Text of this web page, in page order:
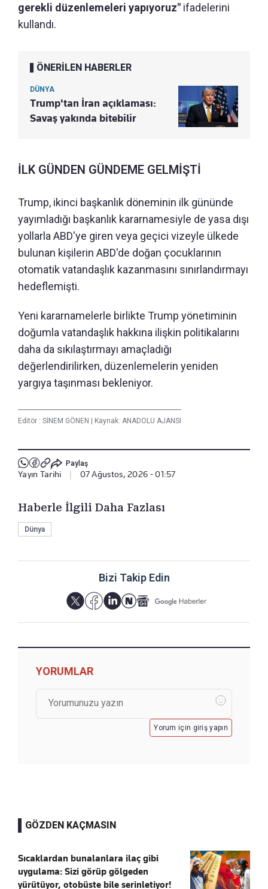
gerekli düzenlemeleri yapıyoruz" ifadelerini
kullandı.
ÖNERİLEN HABERLER
DÜNYA
Trump'tan İran açıklaması:
Savaş yakında bitebilir
İLK GÜNDEN GÜNDEME GELMİŞTİ
Trump, ikinci başkanlık döneminin ilk gününde
yayımladığı başkanlık kararnamesiyle de yasa dışı
yollarla ABD'ye giren veya geçici vizeyle ülkede
bulunan kişilerin ABD'de doğan çocuklarının
otomatik vatandaşlık kazanmasını sınırlandırmayı
hedeflemişti.
Yeni kararnamelerle birlikte Trump yönetiminin
doğumla vatandaşlık hakkına ilişkin politikalarını
daha da sıkılaştırmayı amaçladığı
değerlendirilirken, düzenlemelerin yeniden
yargıya taşınması bekleniyor.
Editör : SİNEM GÖNEN | Kaynak: ANADOLU AJANSI
Paylaş
Yayın Tarihi 07 Ağustos, 2026 - 01:57
Haberle İlgili Daha Fazlası
Dünya
Bizi Takip Edin
YORUMLAR
Yorum için giriş yapın
GÖZDEN KAÇMASIN
Sıcaklardan bunalanlara ilaç gibi
uygulama: Sizi görüp gölgeden
yürütüyor, otobüste bile serinletiyor!